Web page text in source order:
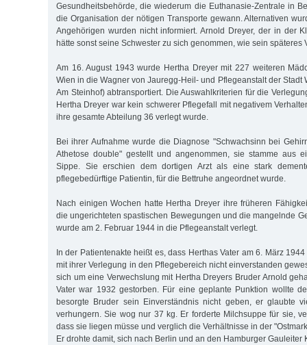
Gesundheitsbehörde, die wiederum die Euthanasie-Zentrale in
die Organisation der nötigen Transporte gewann. Alternativen
Angehörigen wurden nicht informiert. Arnold Dreyer, der in der
hätte sonst seine Schwester zu sich genommen, wie sein späteres
Am 16. August 1943 wurde Hertha Dreyer mit 227 weiteren
Wien in die Wagner von Jauregg-Heil- und Pflegeanstalt der Stadt
Am Steinhof) abtransportiert. Die Auswahlkriterien für die
Hertha Dreyer war kein schwerer Pflegefall mit negativem
ihre gesamte Abteilung 36 verlegt wurde.
Bei ihrer Aufnahme wurde die Diagnose "Schwachsinn bei
Athetose double" gestellt und angenommen, sie stamme aus
Sippe. Sie erschien dem dortigen Arzt als eine stark
pflegebedürftige Patientin, für die Bettruhe angeordnet wurde.
Nach einigen Wochen hatte Hertha Dreyer ihre früheren
die ungerichteten spastischen Bewegungen und die mangelnde
wurde am 2. Februar 1944 in die Pflegeanstalt verlegt.
In der Patientenakte heißt es, dass Herthas Vater am 6. März
mit ihrer Verlegung in den Pflegebereich nicht einverstanden
sich um eine Verwechslung mit Hertha Dreyers Bruder Arnold
Vater war 1932 gestorben. Für eine geplante Punktion wollte
besorgte Bruder sein Einverständnis nicht geben, er glaubte
verhungern. Sie wog nur 37 kg. Er forderte Milchsuppe für sie,
dass sie liegen müsse und verglich die Verhältnisse in der
Er drohte damit, sich nach Berlin und an den Hamburger Gauleiter